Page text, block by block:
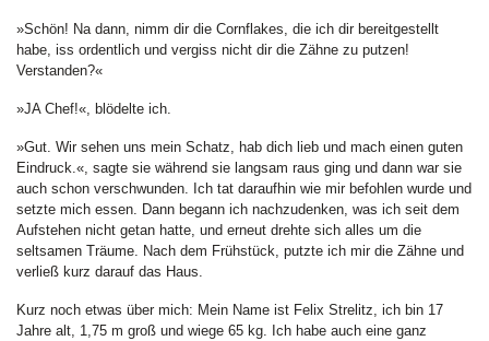
»Schön! Na dann, nimm dir die Cornflakes, die ich dir bereitgestellt
habe, iss ordentlich und vergiss nicht dir die Zähne zu putzen!
Verstanden?«
»JA Chef!«, blödelte ich.
»Gut. Wir sehen uns mein Schatz, hab dich lieb und mach einen guten
Eindruck.«, sagte sie während sie langsam raus ging und dann war sie
auch schon verschwunden. Ich tat daraufhin wie mir befohlen wurde und
setzte mich essen. Dann begann ich nachzudenken, was ich seit dem
Aufstehen nicht getan hatte, und erneut drehte sich alles um die
seltsamen Träume. Nach dem Frühstück, putzte ich mir die Zähne und
verließ kurz darauf das Haus.
Kurz noch etwas über mich: Mein Name ist Felix Strelitz, ich bin 17
Jahre alt, 1,75 m groß und wiege 65 kg. Ich habe auch eine ganz